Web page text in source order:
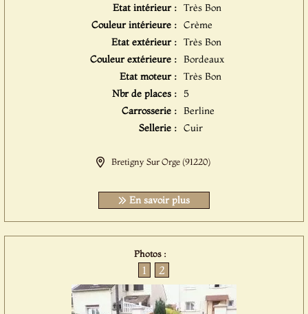
Etat intérieur : Très Bon
Couleur intérieure : Crème
Etat extérieur : Très Bon
Couleur extérieure : Bordeaux
Etat moteur : Très Bon
Nbr de places : 5
Carrosserie : Berline
Sellerie : Cuir
Bretigny Sur Orge (91220)
En savoir plus
Photos :
1 2